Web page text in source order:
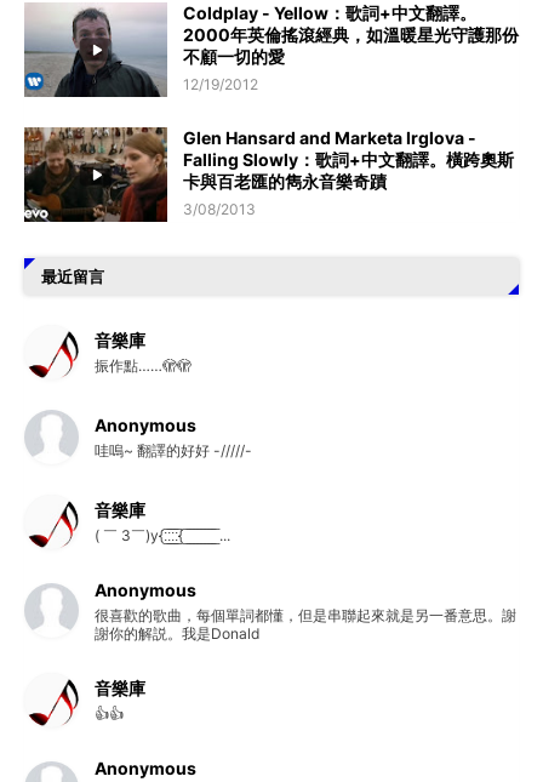
Coldplay - Yellow：歌詞+中文翻譯。
2000年英倫搖滾經典，如溫暖星光守護那份
不顧一切的愛
12/19/2012
Glen Hansard and Marketa Irglova -
Falling Slowly：歌詞+中文翻譯。橫跨奧斯
卡與百老匯的雋永音樂奇蹟
3/08/2013
最近留言
音樂庫
振作點……🫣🫣
Anonymous
哇嗚~ 翻譯的好好 -/////-
音樂庫
( ￣ 3￣)y{:̲̅:̲̅:̲̅:̲̅{ ̲̅ ̲̅ ̲̅ ̲̅ ̲̅ ̲̅ ̲̅ ̲̅ ̲̅ ...
Anonymous
很喜歡的歌曲，每個單詞都懂，但是串聯起來就是另一番意思。謝
謝你的解説。我是Donald
音樂庫
👍👍
Anonymous